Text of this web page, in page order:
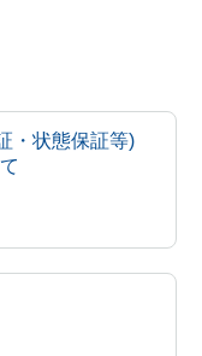
・状態保証等)